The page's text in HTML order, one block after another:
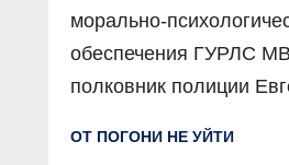
морально-
обеспечения ГУРЛС
полковник полиции
ОТ ПОГОНИ НЕ УЙТИ